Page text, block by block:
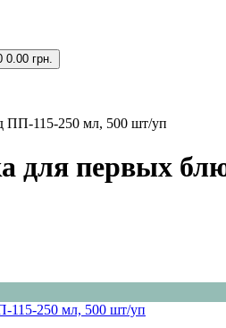
0.00 грн.
ПП-115-250 мл, 500 шт/уп
для первых